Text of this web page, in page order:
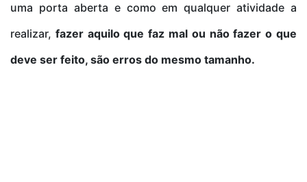
uma porta aberta e como em qualquer atividade a
realizar, fazer aquilo que faz mal ou não fazer o que
deve ser feito, são erros do mesmo tamanho.